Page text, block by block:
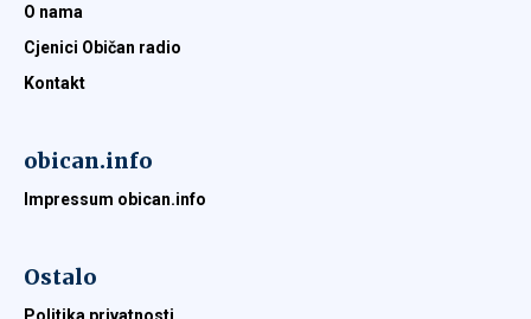
O nama
Cjenici Običan radio
Kontakt
obican.info
Impressum obican.info
Ostalo
Politika privatnosti